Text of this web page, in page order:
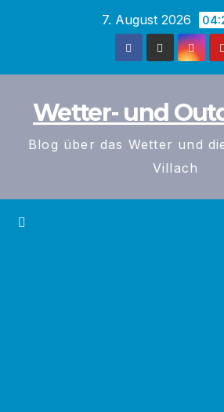
7. August 2026
Wetter- und
Blog über das Wetter und
Villach